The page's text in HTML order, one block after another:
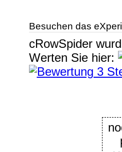
Besuchen das
cRowSpider
Werten Sie hier: